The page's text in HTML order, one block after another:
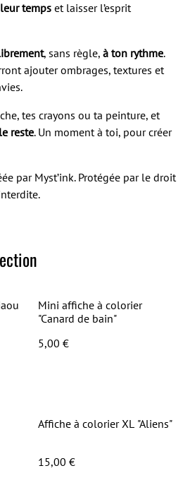
temps et laisser l’esprit
, sans règle, à ton rythme.
ajouter ombrages, textures et
tes crayons ou ta peinture, et
reste. Un moment à toi, pour créer
par Myst’ink. Protégée par le droit
Mini affiche à colorier
"Canard de bain"
5,00 €
Affiche à colorier XL "Aliens"
15,00 €